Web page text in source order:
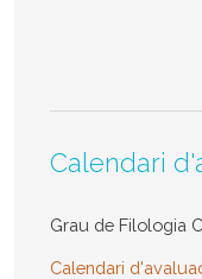
Calendari
Grau de Filologia
Calendari